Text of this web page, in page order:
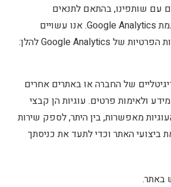
עם שותפינו, בהתאם לתנאים
מסחריים שאנו קובעים לפי שיקול דעתנו הבלעדי. כמו כן, אנו עשויים לנתח את הנתונים הסטטיסטיים באמצעות תוכנות המספקות שירותי מידע וניתוח סטטיסטי כדוגמת Google Analytics. אנו עשויים
להשתמש במידע שאנו מקבלים מ Google Analytics לשיפור המערכת. המידע אשר Google Analytics אוסף לגבי שימושך במערכת הינו כפוף לתנאי השימוש ומדיניות הפרטיות של Google Analytics להלן:
של החברה או באתרים אחרים
ולאימות פרטים. עוגיות הן קבצי
מאפשרות, בין היתר, לספק שירות
ביצועי האתר וכדי לתעד את כניסתך
באתר.